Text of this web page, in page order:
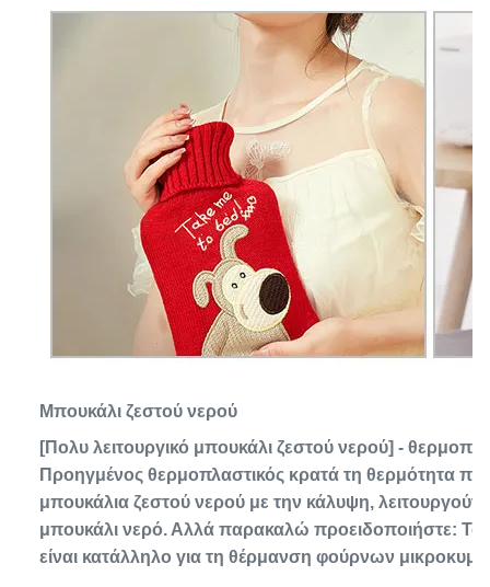
Μπουκάλι ζεστού νερού
[Πολυ λειτουργικό μπουκάλι ζεστού νερού] -
Προηγμένος θερμοπλαστικός κρατά τη θερμότητα
μπουκάλια ζεστού νερού με την κάλυψη,
μπουκάλι νερό. Αλλά παρακαλώ προειδοποιήστε: Το
είναι κατάλληλο για τη θέρμανση φούρνων